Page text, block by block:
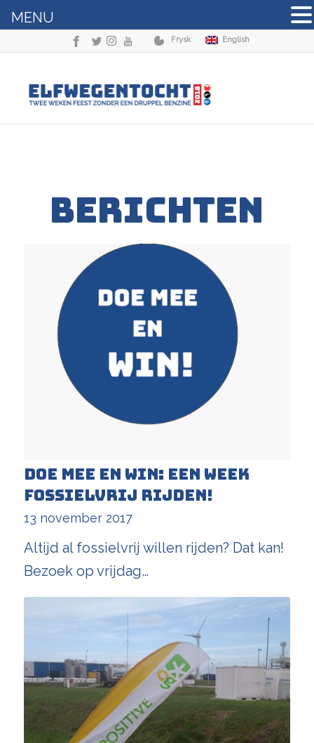
Frysk English
BERICHTEN
Doe mee en win: een week
fossielvrij rijden!
13 november 2017
Altijd al fossielvrij willen rijden? Dat kan!
Bezoek op vrijdag…
MENU